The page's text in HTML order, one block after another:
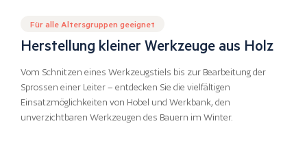
Für alle Altersgruppen geeignet
Herstellung kleiner Werkzeuge aus Holz
Vom Schnitzen eines Werkzeugstiels bis zur Bearbeitung der
Sprossen einer Leiter – entdecken Sie die vielfältigen
Einsatzmöglichkeiten von Hobel und Werkbank, den
unverzichtbaren Werkzeugen des Bauern im Winter.